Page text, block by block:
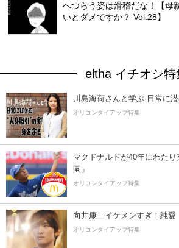
へつらう姿は滑稽だな！【母
いとダメですか？ Vol.28】
eltha イチオシ特
川島海荷さんと学ぶ 日常に
オリコンタイアップ特集
マクドナルドが40年にわた
園」
オリコンタイアップ特集
向井康二イケメンすぎ！純愛
オリコンタイアップ特集